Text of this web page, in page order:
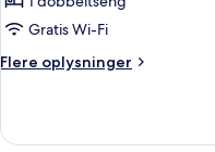
Double
Gratis Wi-Fi
Flere oplysninger
Flere
Double